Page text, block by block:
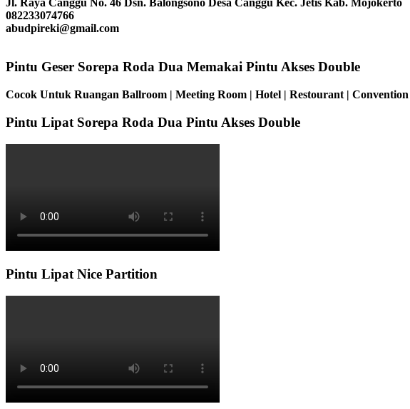
082233074766
abudpireki@gmail.com
Pintu Geser Sorepa Roda Dua Memakai Pintu Akses Double
Cocok Untuk Ruangan Ballroom | Meeting Room | Hotel | Restourant |
Pintu Lipat Sorepa Roda Dua Pintu Akses Double
Pintu Lipat Nice Partition